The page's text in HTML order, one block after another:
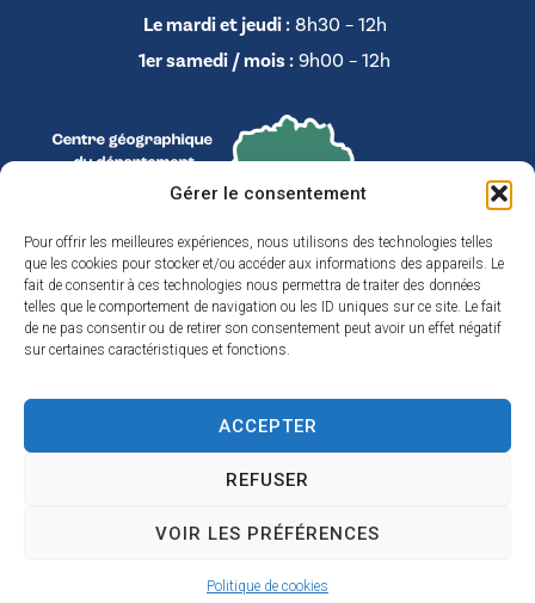
Gérer le consentement
Pour offrir les meilleures expériences, nous utilisons des technologies telles
que les cookies pour stocker et/ou accéder aux informations des appareils. Le
fait de consentir à ces technologies nous permettra de traiter des données
telles que le comportement de navigation ou les ID uniques sur ce site. Le fait
de ne pas consentir ou de retirer son consentement peut avoir un effet négatif
sur certaines caractéristiques et fonctions.
ACCEPTER
REFUSER
VOIR LES PRÉFÉRENCES
Politique de cookies
Le mardi et jeudi :8h30 – 12h
1er samedi / mois : 9h00 – 12h
© 2025 - Propulsé par Utopia